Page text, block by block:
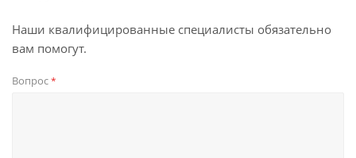
Наши квалифицированные специалисты обязательно
вам помогут.
Вопрос*